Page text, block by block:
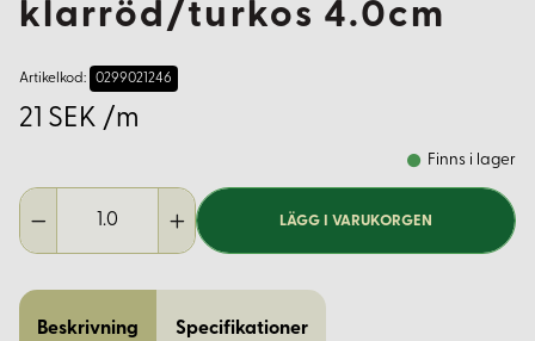
klarröd/turkos 4.0cm
Artikelkod: 0299021246
21 SEK /m
Finns i lager
LÄGG I VARUKORGEN
Beskrivning Specifikationer